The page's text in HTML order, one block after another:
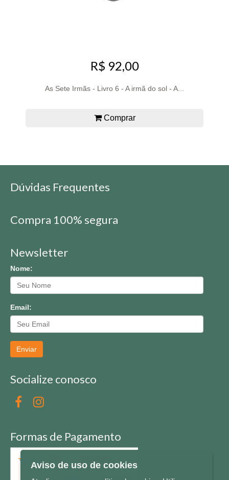
R$ 92,00
As Sete Irmãs - Livro 6 - A irmã do sol - A...
Comprar
Dúvidas Frequentes
Compra 100% segura
Newsletter
Nome:
Email:
Enviar
Socialize conosco
Formas de Pagamento
Aviso de uso de cookies